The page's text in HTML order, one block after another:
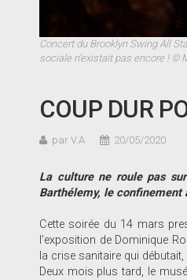
Concert du Brooklyn Swing All
sociale n’existait pas encore ! ©
COUP DUR
par V.A 20/05/2020
La culture ne roule pas
Barthélemy, le confinement
Cette soirée du 14 mars
l’exposition de Dominique
la crise sanitaire qui
Deux mois plus tard, le